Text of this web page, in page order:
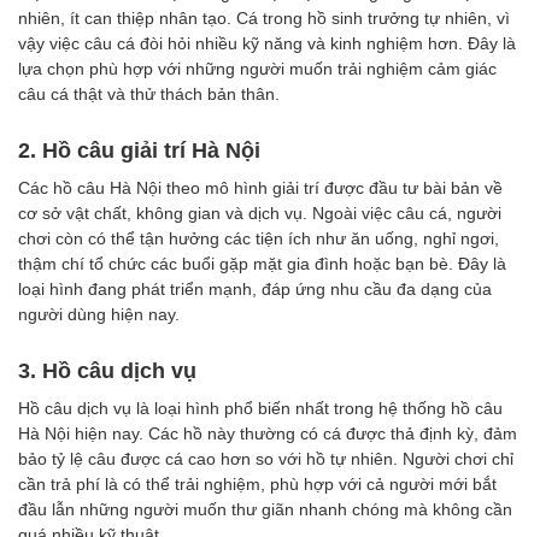
nhiên, ít can thiệp nhân tạo. Cá trong hồ sinh trưởng tự nhiên, vì
vậy việc câu cá đòi hỏi nhiều kỹ năng và kinh nghiệm hơn. Đây là
lựa chọn phù hợp với những người muốn trải nghiệm cảm giác
câu cá thật và thử thách bản thân.
2. Hồ câu giải trí Hà Nội
Các hồ câu Hà Nội theo mô hình giải trí được đầu tư bài bản về
cơ sở vật chất, không gian và dịch vụ. Ngoài việc câu cá, người
chơi còn có thể tận hưởng các tiện ích như ăn uống, nghỉ ngơi,
thậm chí tổ chức các buổi gặp mặt gia đình hoặc bạn bè. Đây là
loại hình đang phát triển mạnh, đáp ứng nhu cầu đa dạng của
người dùng hiện nay.
3. Hồ câu dịch vụ
Hồ câu dịch vụ là loại hình phổ biến nhất trong hệ thống hồ câu
Hà Nội hiện nay. Các hồ này thường có cá được thả định kỳ, đảm
bảo tỷ lệ câu được cá cao hơn so với hồ tự nhiên. Người chơi chỉ
cần trả phí là có thể trải nghiệm, phù hợp với cả người mới bắt
đầu lẫn những người muốn thư giãn nhanh chóng mà không cần